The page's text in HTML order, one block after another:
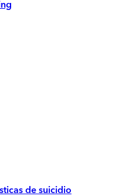
de suicidio